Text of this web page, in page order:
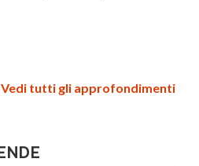
Vedi tutti gli approfondimenti